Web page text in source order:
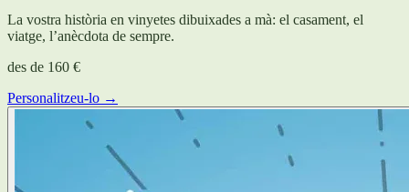
La vostra història en vinyetes dibuixades a mà: el casament, el
viatge, l’anècdota de sempre.
des de 160 €
Personalitzeu-lo →